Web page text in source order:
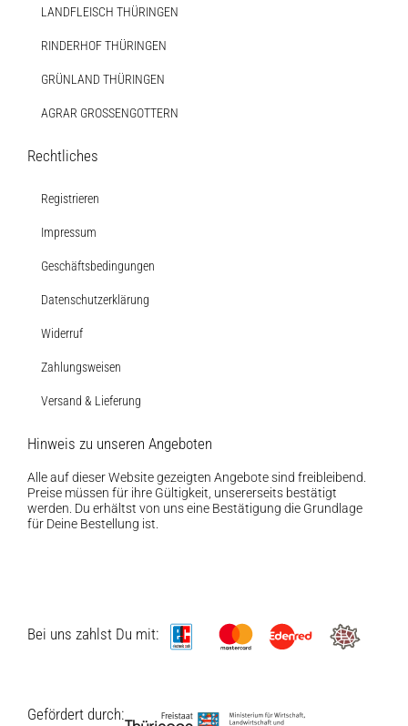
LANDFLEISCH THÜRINGEN
RINDERHOF THÜRINGEN
GRÜNLAND THÜRINGEN
AGRAR GROSSENGOTTERN
Rechtliches
Registrieren
Impressum
Geschäftsbedingungen
Datenschutzerklärung
Widerruf
Zahlungsweisen
Versand & Lieferung
Hinweis zu unseren Angeboten
Alle auf dieser Website gezeigten Angebote sind freibleibend.
Preise müssen für ihre Gültigkeit, unsererseits bestätigt
werden. Du erhältst von uns eine Bestätigung die Grundlage
für Deine Bestellung ist.
Bei uns zahlst Du mit:
Gefördert durch: